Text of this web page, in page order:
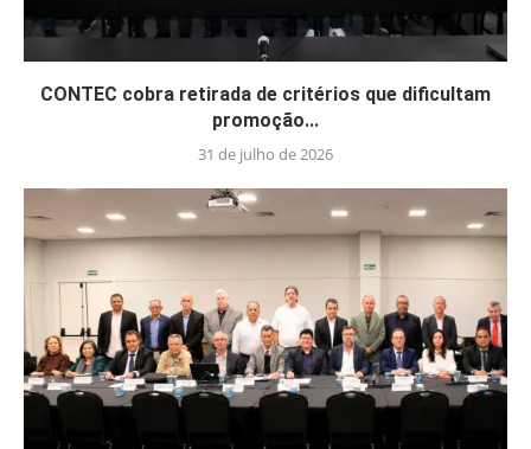
CONTEC cobra retirada de critérios que dificultam
promoção...
31 de julho de 2026